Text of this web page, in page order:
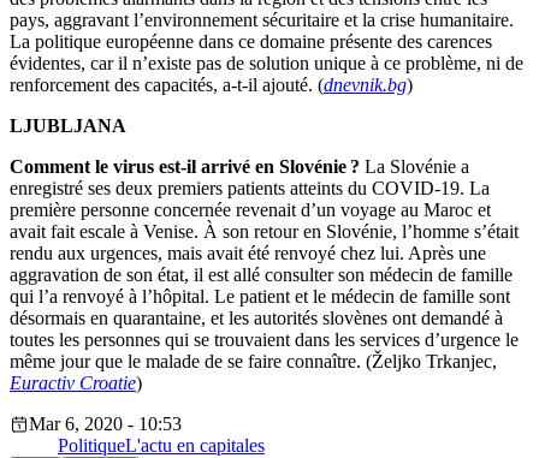
pays, aggravant l’environnement sécuritaire et la crise humanitaire.
La politique européenne dans ce domaine présente des carences
évidentes, car il n’existe pas de solution unique à ce problème, ni de
renforcement des capacités, a-t-il ajouté. (dnevnik.bg)
LJUBLJANA
Comment le virus est-il arrivé en Slovénie ? La Slovénie a
enregistré ses deux premiers patients atteints du COVID-19. La
première personne concernée revenait d’un voyage au Maroc et
avait fait escale à Venise. À son retour en Slovénie, l’homme s’était
rendu aux urgences, mais avait été renvoyé chez lui. Après une
aggravation de son état, il est allé consulter son médecin de famille
qui l’a renvoyé à l’hôpital. Le patient et le médecin de famille sont
désormais en quarantaine, et les autorités slovènes ont demandé à
toutes les personnes qui se trouvaient dans les services d’urgence le
même jour que le malade de se faire connaître. (Željko Trkanjec,
Euractiv Croatie)
Mar 6, 2020 - 10:53
PolitiqueL'actu en capitales